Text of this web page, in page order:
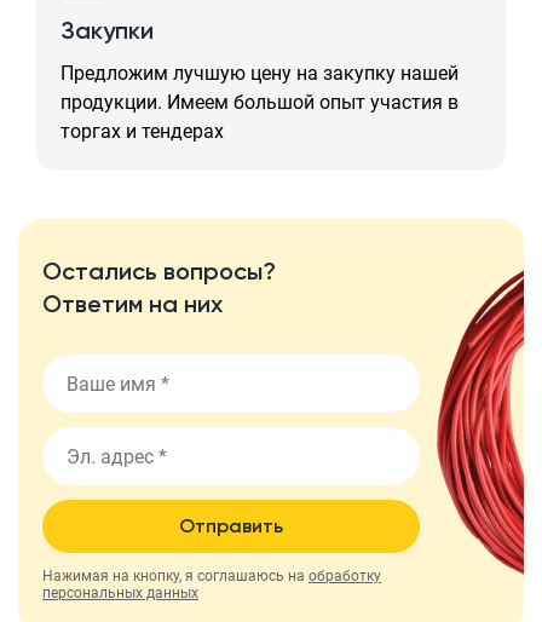
Закупки
Предложим лучшую цену на закупку нашей
продукции. Имеем большой опыт участия в
торгах и тендерах
Остались вопросы?
Ответим на них
Отправить
Нажимая на кнопку, я соглашаюсь на обработку
персональных данных